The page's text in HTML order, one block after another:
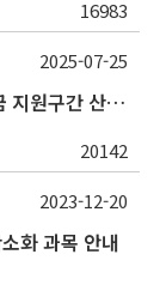
16983
[장학금 신청자 필독] 한국장학재단 학자금 지원구간 산정 권고
20142
2025-07-25
화 과목 안내
2023-12-20